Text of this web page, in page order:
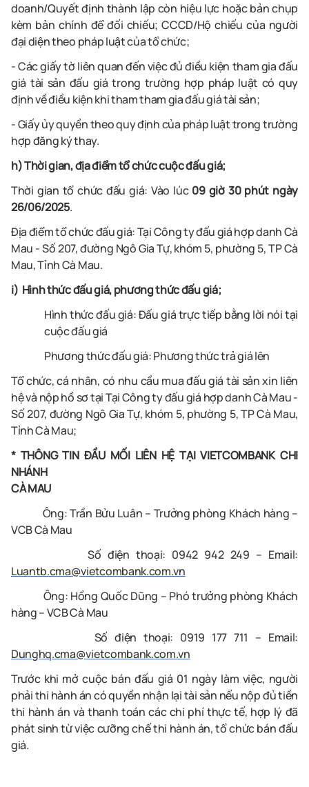
doanh/Quyết định thành lập còn hiệu lực hoặc bản chụp
kèm bản chính để đối chiếu; CCCD/Hộ chiếu của người
đại diện theo pháp luật của tổ chức;
- Các giấy tờ liên quan đến việc đủ điều kiện tham gia đấu
giá tài sản đấu giá trong trường hợp pháp luật có quy
định về điều kiện khi tham tham gia đấu giá tài sản;
- Giấy ủy quyền theo quy định của pháp luật trong trường
hợp đăng ký thay.
h) Thời gian, địa điểm tổ chức cuộc đấu giá;
Thời gian tổ chức đấu giá: Vào lúc 09 giờ 30 phút ngày
26/06/2025.
Địa điểm tổ chức đấu giá: Tại Công ty đấu giá hợp danhCà
Mau - Số207, đường Ngô Gia Tự, khóm 5, phường 5, TP Cà
Mau, Tỉnh Cà Mau.
i) Hình thức đấu giá, phương thức đấu giá;
Hình thức đấu giá: Đấu giá trực tiếp bằng lời nói tại
cuộc đấu giá
Phương thức đấu giá: Phương thức trả giá lên
Tổ chức, cá nhân, có nhu cầu mua đấu giá tài sản xin liên
hệ và nộp hồ sơ tại Tại Công ty đấu giá hợp danhCà Mau-
Số207, đường Ngô Gia Tự, khóm 5, phường 5, TP Cà Mau,
Tỉnh Cà Mau;
* THÔNG TIN ĐẦU MỐI LIÊN HỆ TẠI VIETCOMBANK CHI
NHÁNH
CÀ MAU
Ông: Trần Bửu Luân – Trưởng phòng Khách hàng –
VCB Cà Mau
Số điện thoại: 0942 942 249 – Email:
Luantb.cma@vietcombank.com.vn
Ông: Hồng Quốc Dũng – Phó trưởng phòng Khách
hàng – VCB Cà Mau
Số điện thoại: 0919 177 711 – Email:
Dunghq.cma@vietcombank.com.vn
Trước khi mở cuộc bán đấu giá 01 ngày làm việc, người
phải thi hành án có quyền nhận lại tài sản nếu nộp đủ tiền
thi hành án và thanh toán các chi phí thực tế, hợp lý đã
phát sinh từ việc cưỡng chế thi hành án, tổ chức bán đấu
giá.